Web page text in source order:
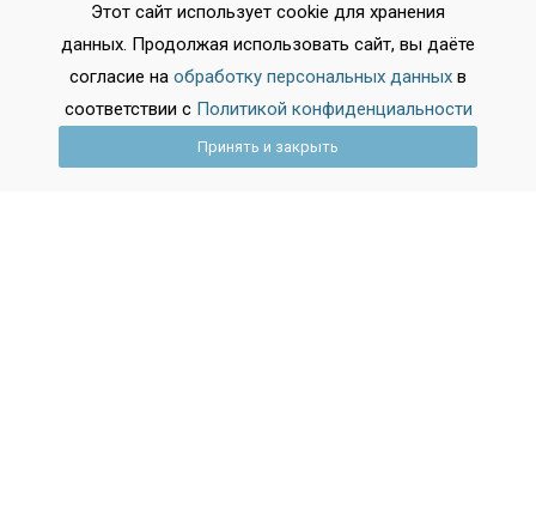
Колледжи искусств
Гуманитарные колледжи
Колледжи сервиса
Строительные колледжи
Колледжи культуры
Этот сайт использует cookie для хранения
данных. Продолжая использовать сайт, вы даёте
согласие на обработку персональных данных в
соответствии с Политикой конфиденциальности
Принять и закрыть